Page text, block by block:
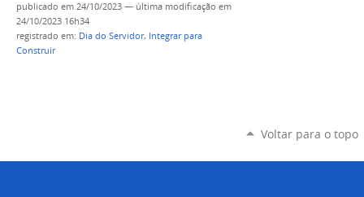
publicado em 24/10/2023 — última modificação em
24/10/2023 16h34
registrado em: Dia do Servidor, Integrar para
Construir
Voltar para o topo